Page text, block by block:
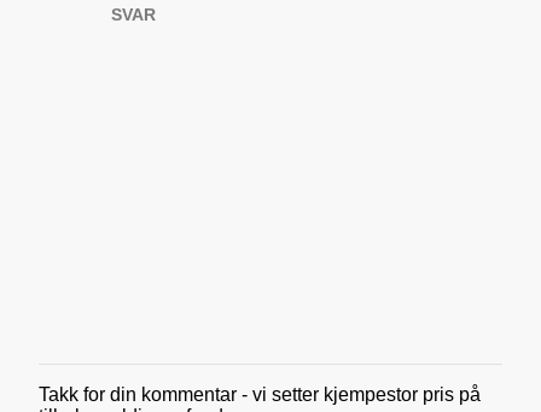
SVAR
L
Takk for din kommentar - vi setter kjempestor pris på